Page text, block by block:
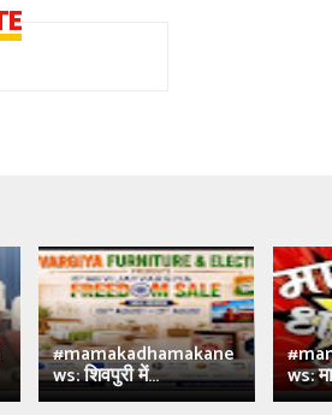
#mamakadhamakane
ws: शिवपुरी में... ws: